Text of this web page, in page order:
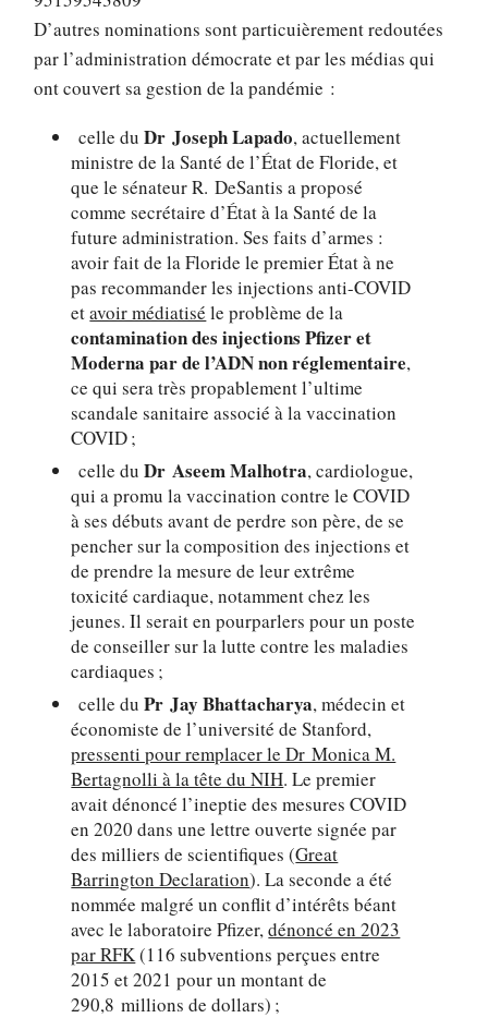
D’autres nominations sont particuièrement redoutées
par l’administration démocrate et par les médias qui
ont couvert sa gestion de la pandémie :
celle duDr Joseph Lapado, actuellement
ministre de la Santé de l’État de Floride, et
que le sénateur R. DeSantis a proposé
comme secrétaire d’État à la Santé de la
future administration. Ses faits d’armes :
avoir fait de la Floride le premier État à ne
pas recommander les injections anti-COVID
etavoir médiatisé le problème de la
contamination des injections Pfizer et
Moderna par de l’ADN non réglementaire,
ce qui sera très propablement l’ultime
scandale sanitaire associé à la vaccination
COVID ;
celle duDr Aseem Malhotra, cardiologue,
qui a promu la vaccination contre le COVID
à ses débuts avant de perdre son père, de se
pencher sur la composition des injections et
de prendre la mesure de leur extrême
toxicité cardiaque, notamment chez les
jeunes. Il serait en pourparlers pour un poste
de conseiller sur la lutte contre les maladies
cardiaques ;
celle duPr Jay Bhattacharya, médecin et
économiste de l’université de Stanford,
pressenti pour remplacer le Dr Monica M.
Bertagnolli à la tête du NIH. Le premier
avait dénoncé l’ineptie des mesures COVID
en 2020 dans une lettre ouverte signée par
des milliers de scientifiques (Great
Barrington Declaration). La seconde a été
nommée malgré un conflit d’intérêts béant
avec le laboratoire Pfizer,dénoncé en 2023
par RFK(116 subventions perçues entre
2015 et 2021 pour un montant de
290,8 millions de dollars) ;